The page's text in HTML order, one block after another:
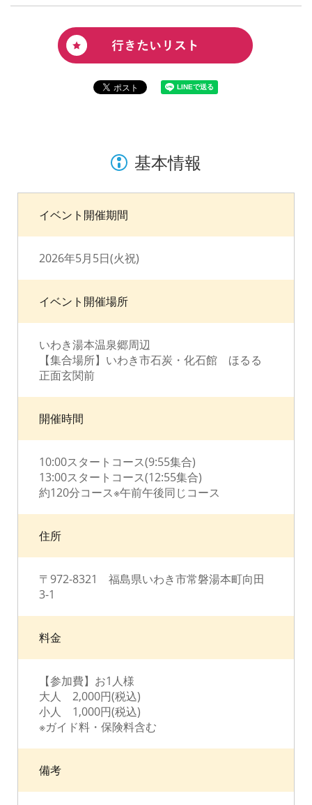
基本情報
イベント開催期間
2026年5月5日(火祝)
イベント開催場所
いわき湯本温泉郷周辺
【集合場所】いわき市石炭・化石館 ほるる
正面玄関前
開催時間
10:00スタートコース(9:55集合)
13:00スタートコース(12:55集合)
約120分コース※午前午後同じコース
住所
〒972-8321 福島県いわき市常磐湯本町向田
3-1
料金
【参加費】お1人様
大人 2,000円(税込)
小人 1,000円(税込)
※ガイド料・保険料含む
備考